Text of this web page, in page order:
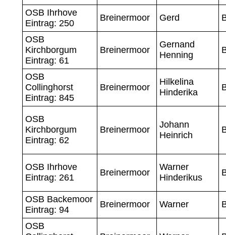
OSB Ihrhove
Eintrag: 250
Breinermoor Gerd
OSB
Kirchborgum
Eintrag: 61
Breinermoor
Gernand
Henning
OSB
Collinghorst
Eintrag: 845
Breinermoor
Hilkelina
Hinderika
OSB
Kirchborgum
Eintrag: 62
Breinermoor
Johann
Heinrich
OSB Ihrhove
Eintrag: 261
Breinermoor
Warner
Hinderikus
OSB Backemoor
Eintrag: 94
Breinermoor Warner
OSB